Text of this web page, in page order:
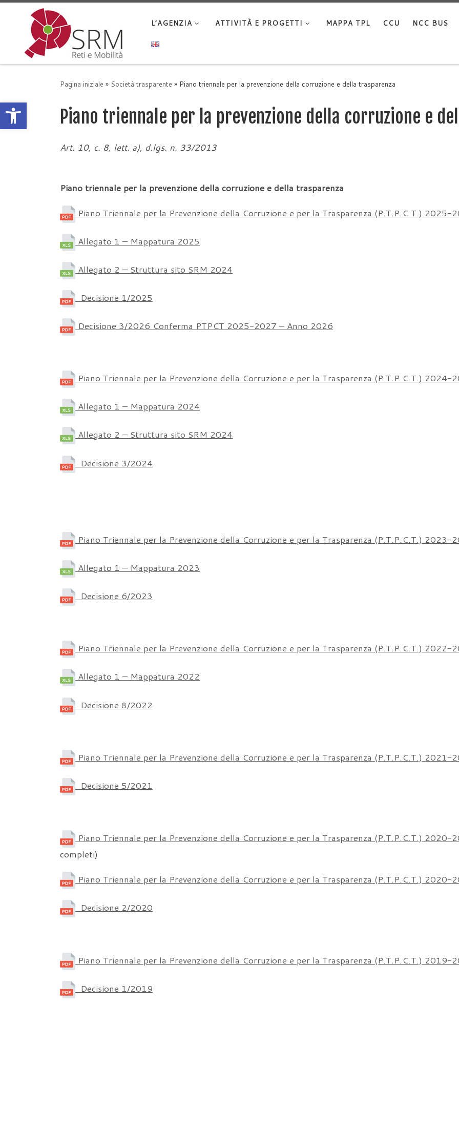
Apri la barra degli strumenti
Passa al contenuto
L’AGENZIA ATTIVITÀ E PROGETTI MAPPA TPL CCU NCC BUS
Pagina iniziale » Società trasparente » Piano triennale per la prevenzione della corruzione e della trasparenza
Piano triennale per la prevenzione della corruzione e
Art. 10, c. 8, lett. a), d.lgs. n. 33/2013
Piano triennale per la prevenzione della corruzione e della trasparenza
Piano Triennale per la Prevenzione della Corruzione e per la Trasparenza (P.T.P.C.T.) 2025-
Allegato 1 – Mappatura 2025
Allegato 2 – Struttura sito SRM 2024
Decisione 1/2025
Decisione 3/2026 Conferma PTPCT 2025-2027 – Anno 2026
Piano Triennale per la Prevenzione della Corruzione e per la Trasparenza (P.T.P.C.T.) 2024-
Allegato 1 – Mappatura 2024
Allegato 2 – Struttura sito SRM 2024
Decisione 3/2024
Piano Triennale per la Prevenzione della Corruzione e per la Trasparenza (P.T.P.C.T.) 2023-
Allegato 1 – Mappatura 2023
Decisione 6/2023
Piano Triennale per la Prevenzione della Corruzione e per la Trasparenza (P.T.P.C.T.) 2022-
Allegato 1 – Mappatura 2022
Decisione 8/2022
Piano Triennale per la Prevenzione della Corruzione e per la Trasparenza (P.T.P.C.T.) 2021-
Decisione 5/2021
Piano Triennale per la Prevenzione della Corruzione e per la Trasparenza (P.T.P.C.T.) 2020-
completi)
Piano Triennale per la Prevenzione della Corruzione e per la Trasparenza (P.T.P.C.T.) 2020-
Decisione 2/2020
Piano Triennale per la Prevenzione della Corruzione e per la Trasparenza (P.T.P.C.T.) 2019-
Decisione 1/2019